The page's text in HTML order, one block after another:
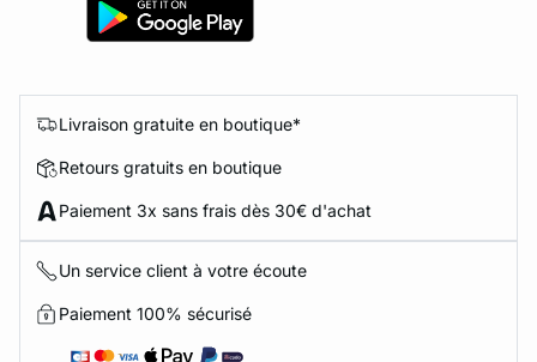
Livraison gratuite en boutique*
Retours gratuits en boutique
Paiement 3x sans frais dès 30€ d'achat
Un service client à votre écoute
Paiement 100% sécurisé